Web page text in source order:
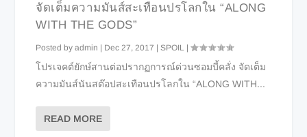
จัดเต็มความมันส์สะเทือนปรโลกใน “ALONG
WITH THE GODS”
Posted byadmin | Dec 27, 2017 |SPOIL |
โปรเจคต์ยักษ์สานต่อปรากฏการณ์ด่วนซอมบี้คลั่ง จัดเต็ม
ความมันส์นันสต๊อปสะเทือนปรโลกใน “ALONG WITH...
READ MORE